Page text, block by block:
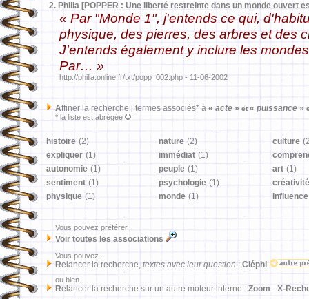
2. Philia [POPPER : Une liberté restreinte dans un monde ouvert
« Par "Monde 1", j'entends ce qui,
physique, des pierres, des arbres et des
J'entends également y inclure les
Par… »
http://philia.online.fr/txt/popp_002.php - 11-06-2002
Affiner la recherche [ termes associés* à « acte» et« puissance »
* la liste est abrégée
histoire (2) nature (2) culture
expliquer (1) immédiat (1)
autonomie (1) peuple (1) art (1)
sentiment (1) psychologie (1)
créativité
physique (1) monde (1) influence
Vous pouvez préférer...
Voir toutes les associations
Vous pouvez...
Relancer la recherche, textes avec leur question : Cléphi
ou bien...
Relancer la recherche sur un autre moteur interne : Zoom - X-